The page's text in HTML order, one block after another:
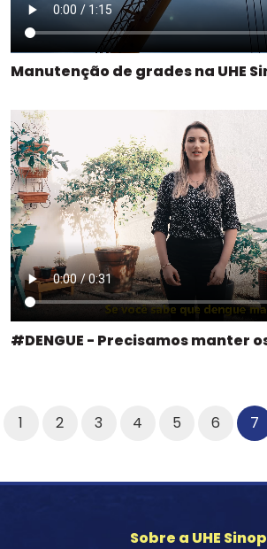
Manutenção de grades na UHE
#DENGUE - Precisamos manter
1 2 3 4 5 6 7
Sobre a UHE Sinop